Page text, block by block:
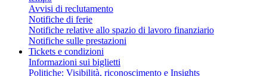
Avvisi di reclutamento
Notifiche di ferie
Notifiche relative allo spazio di lavoro finanziario
Notifiche sulle prestazioni
Tickets e condizioni
Informazioni sui biglietti
Politiche: Visibilità, riconoscimento e Insights